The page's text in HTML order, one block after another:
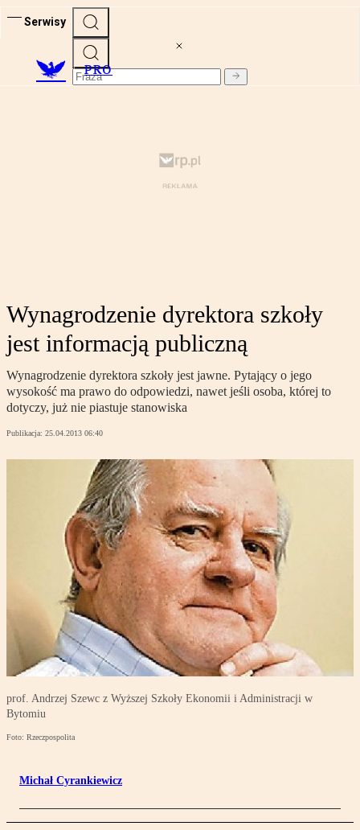
Serwisy
PRO
Wynagrodzenie dyrektora szkoły
jest informacją publiczną
Wynagrodzenie dyrektora szkoły jest jawne. Pytający o jego
wysokość ma prawo do odpowiedzi, nawet jeśli osoba, której to
dotyczy, już nie piastuje stanowiska
Publikacja: 25.04.2013 06:40
prof. Andrzej Szewc z Wyższej Szkoły Ekonomii i Administracji w
Bytomiu
Foto: Rzeczpospolita
Michał Cyrankiewicz